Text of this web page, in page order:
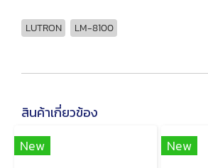
LUTRON LM-8100
สินค้าเกี่ยวข้อง
New
New